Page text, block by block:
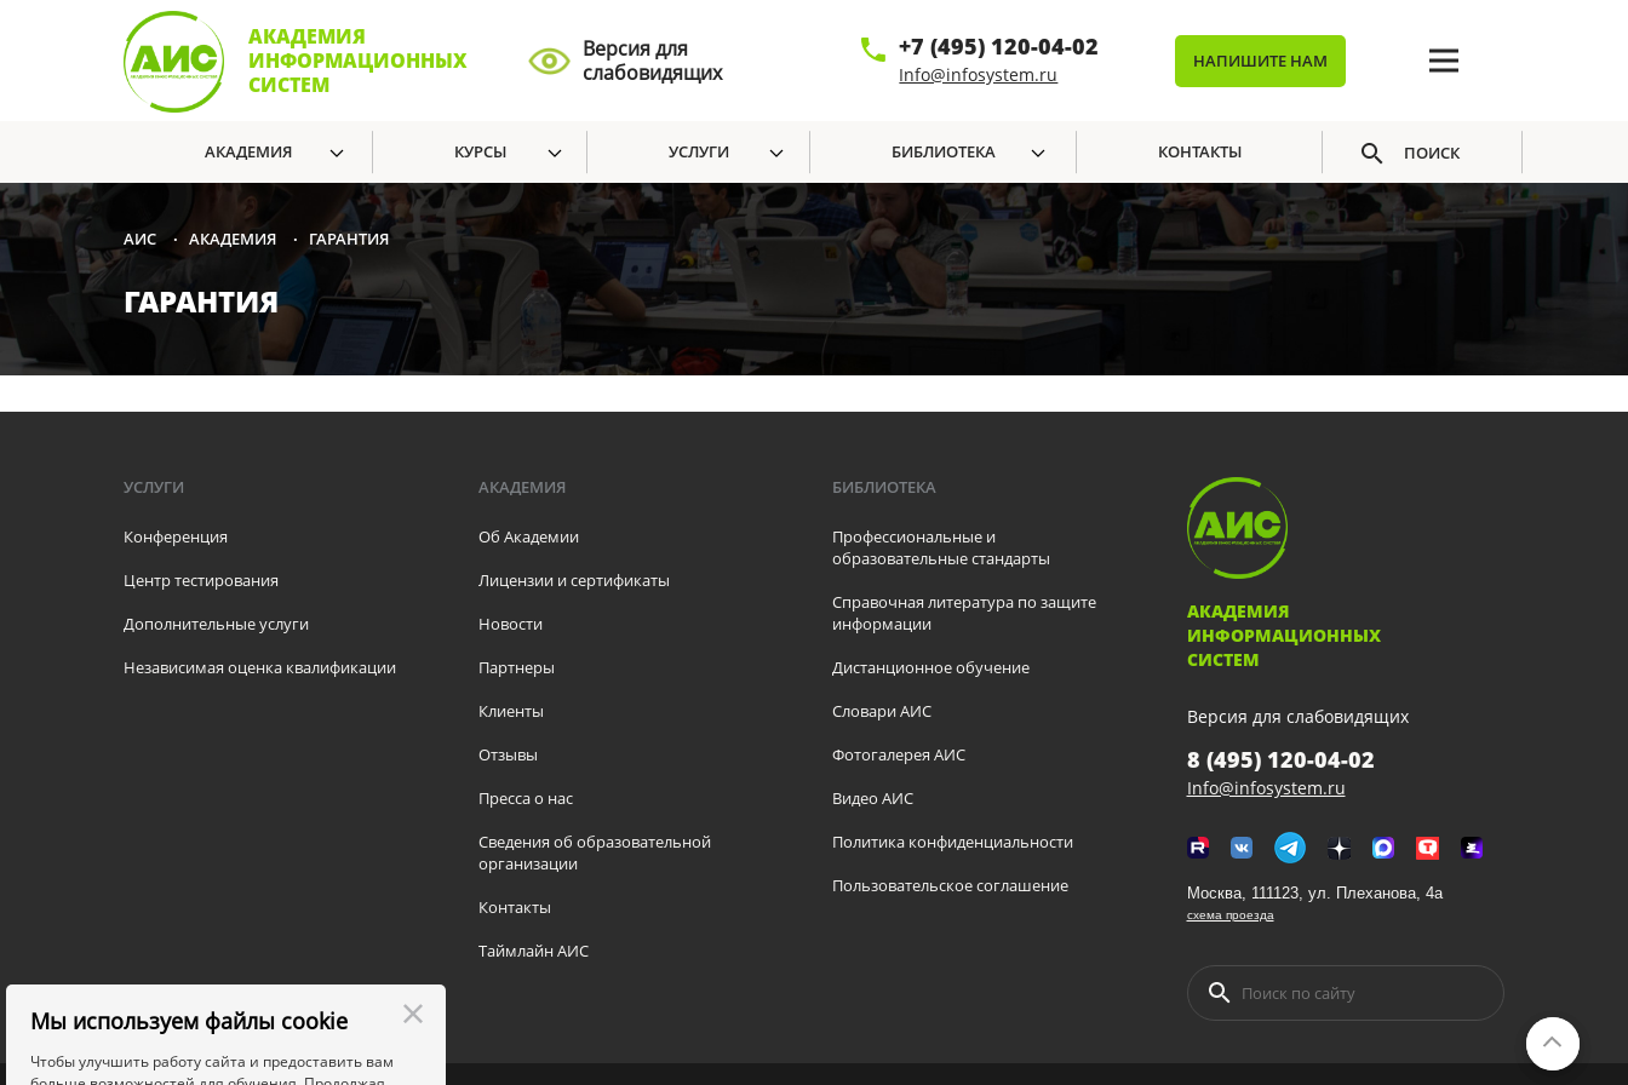
АКАДЕМИЯ
ИНФОРМАЦИОННЫХ
СИСТЕМ
Версия для
слабовидящих
+7 (495) 120-04-02
Info@infosystem.ru
НАПИШИТЕ НАМ
АКАДЕМИЯ КУРСЫ УСЛУГИ БИБЛИОТЕКА КОНТАКТЫ ПОИСК
АИС • АКАДЕМИЯ • ГАРАНТИЯ
ГАРАНТИЯ
УСЛУГИ
Конференция
Центр тестирования
Дополнительные услуги
Независимая оценка квалификации
АКАДЕМИЯ
Об Академии
Лицензии и сертификаты
Новости
Партнеры
Клиенты
Отзывы
Пресса о нас
Сведения об образовательной
организации
Контакты
Таймлайн АИС
БИБЛИОТЕКА
Профессиональные и
образовательные стандарты
Справочная литература по защите
информации
Дистанционное обучение
Словари АИС
Фотогалерея АИС
Видео АИС
Политика конфиденциальности
Пользовательское соглашение
АКАДЕМИЯ
ИНФОРМАЦИОННЫХ
СИСТЕМ
Версия для слабовидящих
8 (495) 120-04-02
Info@infosystem.ru
Москва, 111123, ул. Плеханова, 4а
схема проезда
Мы используем файлы cookie
Чтобы улучшить работу сайта и предоставить вам